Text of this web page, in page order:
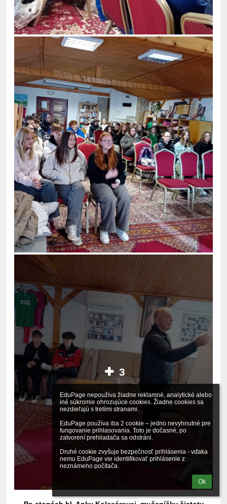
EduPage nepoužíva žiadne reklamné, analytické alebo
iné súkromie ohrozujúce cookies. Žiadne cookies sa
nezdieľajú s tretími stranami.
EduPage používa iba 2 cookie – jedno nevyhnutné pre
fungovanie prihlasovania. Toto je dočasné, po
zatvorení prehliadača sa odstráni.
Druhé cookie zvyšuje bezpečnosť prihlásenia - vďaka
nemu EduPage vie identifikovať prihlásenie z
neznámeho počítača.
Ok
3